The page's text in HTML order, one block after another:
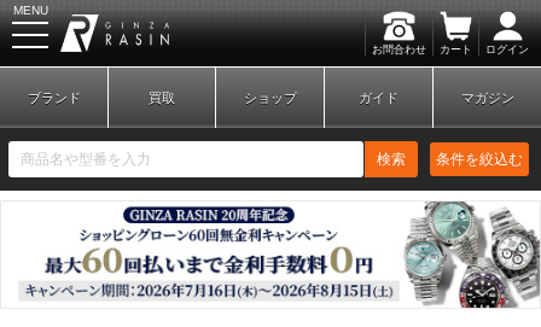
お問合わせ カート ログイン
MENU
新規会員登録 ログイン
ブランド 買取 ショップ ガイド マガジン
検索 条件を絞込む